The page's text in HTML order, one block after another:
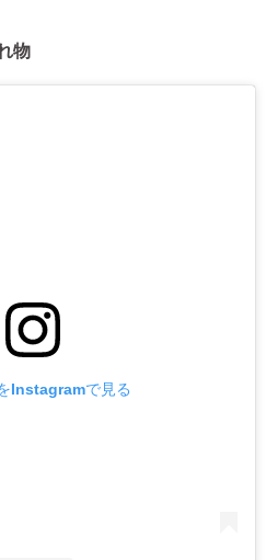
物
Instagramで見る